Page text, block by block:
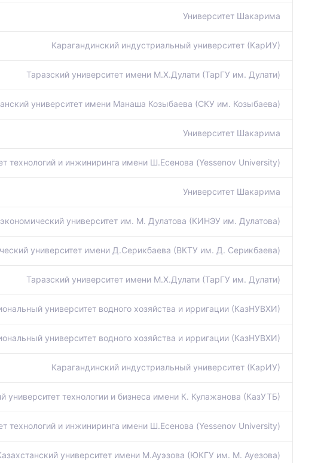
Университет Шакарима
Карагандинский индустриальный университет (КарИУ)
Таразский университет имени М.Х.Дулати (ТарГУ им. Дулати)
университет имени Манаша Козыбаева (СКУ им. Козыбаева)
Университет Шакарима
технологий и инжиниринга имени Ш.Есенова (Yessenov University)
Университет Шакарима
университет им. М. Дулатова (КИНЭУ им. Дулатова)
университет имени Д.Серикбаева (ВКТУ им. Д. Серикбаева)
Таразский университет имени М.Х.Дулати (ТарГУ им. Дулати)
университет водного хозяйства и ирригации (КазНУВХИ)
университет водного хозяйства и ирригации (КазНУВХИ)
Карагандинский индустриальный университет (КарИУ)
университет технологии и бизнеса имени К. Кулажанова (КазУТБ)
технологий и инжиниринга имени Ш.Есенова (Yessenov University)
университет имени М.Ауэзова (ЮКГУ им. М. Ауезова)